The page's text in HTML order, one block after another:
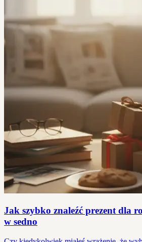
Jak szybko znaleźć prezent dla
w sedno